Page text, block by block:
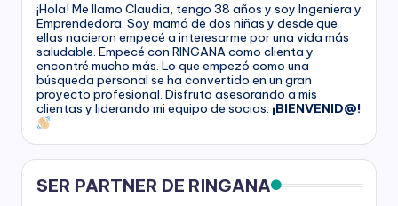
¡Hola! Me llamo Claudia, tengo 38 años y soy Ingeniera y
Emprendedora. Soy mamá de dos niñas y desde que
ellas nacieron empecé a interesarme por una vida más
saludable. Empecé con RINGANA como clienta y
encontré mucho más. Lo que empezó como una
búsqueda personal se ha convertido en un gran
proyecto profesional. Disfruto asesorando a mis
clientas y liderando mi equipo de socias. ¡BIENVENID@!
SER PARTNER DE RINGANA